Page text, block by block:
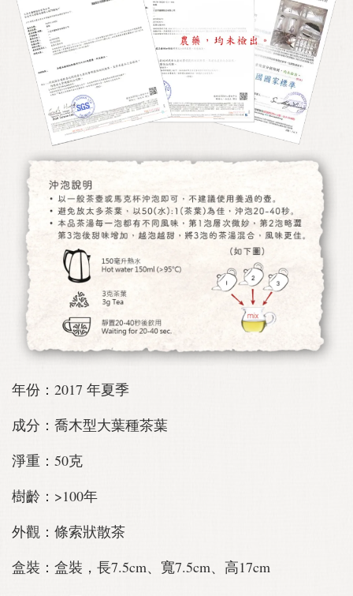
年份：2017 年夏季
成分：喬木型大葉種茶葉
淨重：50克
樹齡：>100年
外觀：條索狀散茶
盒裝：盒裝，長7.5cm、寬7.5cm、高17cm